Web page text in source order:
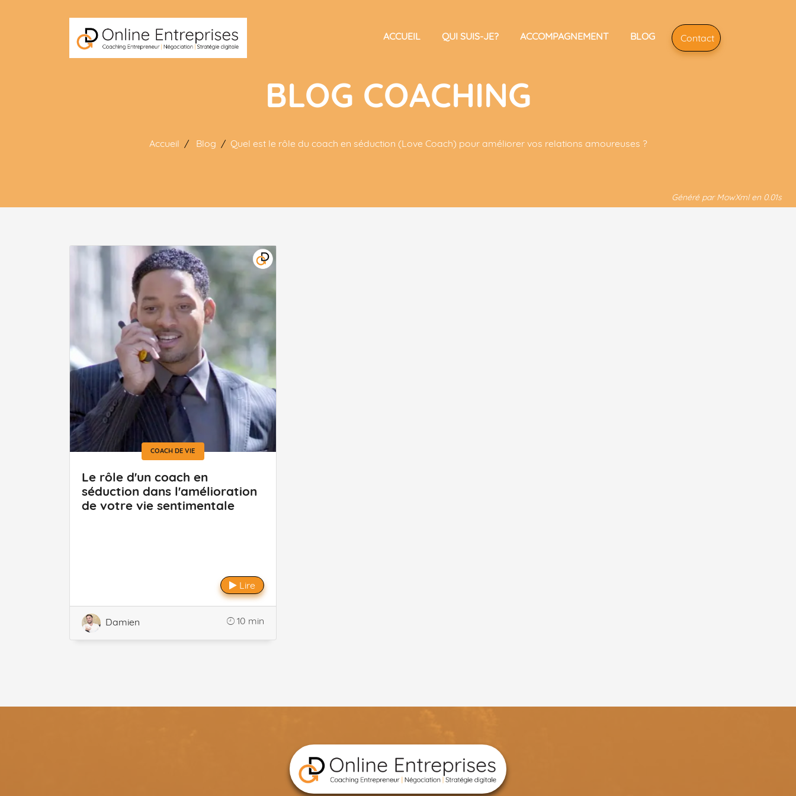
ACCUEIL QUI SUIS-JE? ACCOMPAGNEMENT BLOG Contact
BLOG COACHING
Accueil Blog Quel est le rôle du coach en séduction (Love Coach) pour améliorer vos relations amoureuses ?
Généré par MowXml en 0.01s
COACH DE VIE
Le rôle d'un coach en
séduction dans l'amélioration
de votre vie sentimentale
Lire
Damien 10 min